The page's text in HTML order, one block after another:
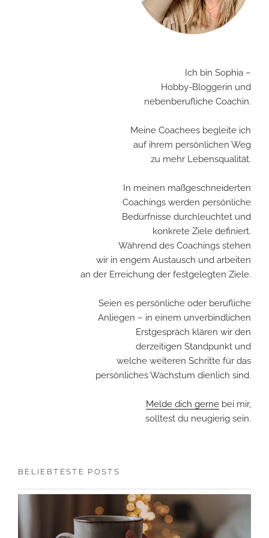
Ich bin Sophia –
Hobby-Bloggerin und
nebenberufliche Coachin.
Meine Coachees begleite ich
auf ihrem persönlichen Weg
zu mehr Lebensqualität.
In meinen maßgeschneiderten
Coachings werden persönliche
Bedürfnisse durchleuchtet und
konkrete Ziele definiert.
Während des Coachings stehen
wir in engem Austausch und arbeiten
an der Erreichung der festgelegten Ziele.
Seien es persönliche oder berufliche
Anliegen – in einem unverbindlichen
Erstgespräch klären wir den
derzeitigen Standpunkt und
welche weiteren Schritte für das
persönliches Wachstum dienlich sind.
Melde dich gerne bei mir,
solltest du neugierig sein.
BELIEBTESTE POSTS